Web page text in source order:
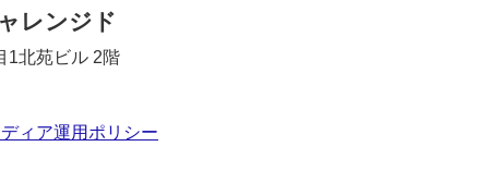
レンジド
1北苑ビル 2階
ィア運用ポリシー